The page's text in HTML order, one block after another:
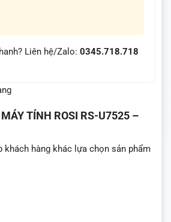
Liên hệ/Zalo: 0345.718.718
TÍNH ROSI RS-U7525 –
khách hàng khác lựa chọn sản phẩm